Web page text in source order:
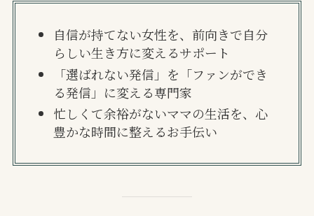
自信が持てない女性を、前向きで自分
らしい生き方に変えるサポート
「選ばれない発信」を「ファンができ
る発信」に変える専門家
忙しくて余裕がないママの生活を、心
豊かな時間に整えるお手伝い